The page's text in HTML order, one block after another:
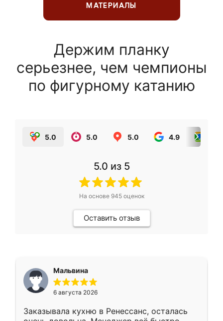
МАТЕРИАЛЫ
Держим планку
серьезнее, чем чемпионы
по фигурному катанию
5.0 5.0 5.0 4.9
5.0 из 5
На основе 945оценок
Оставить отзыв
Мальвина
6 августа 2026
Заказывала кухню в Ренессанс, осталась